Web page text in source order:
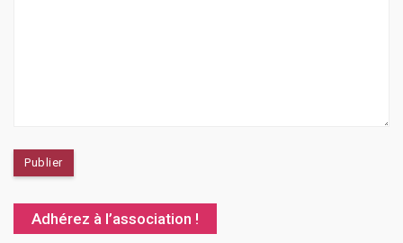
Adhérez à l’association !